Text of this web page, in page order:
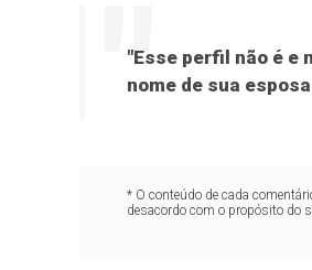
"Esse perfil não é e
nome de sua
* O conteúdo de cada
desacordo com o propósito do